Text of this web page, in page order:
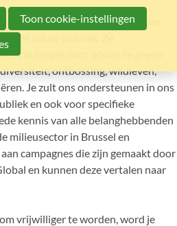
van (online) campagnes van
ons lokale publiek. Ze
in België door advies te geven
ontbossing, wildleven,
Je zult ons ondersteunen in ons
en ook voor specifieke
kennis van alle belanghebbenden
milieusector in Brussel en
campagnes die zijn gemaakt door
en kunnen deze vertalen naar
vrijwilliger te worden, word je
Toon cookie-instellingen